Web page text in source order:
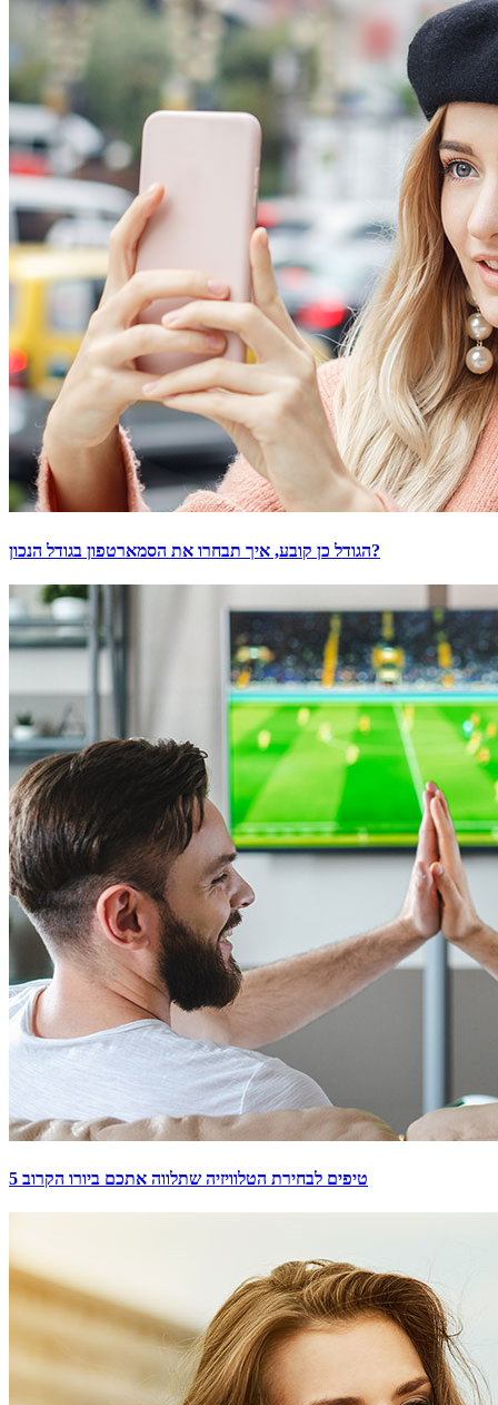
הגודל כן קובע, איך תבחרו את הסמארטפון בגודל הנכון?
5 טיפים לבחירת הטלוויזיה שתלווה אתכם ביורו הקרוב